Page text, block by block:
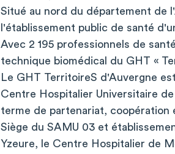
Situé au nord du département de
l'établissement public de santé
Avec 2 195 professionnels de
technique biomédical du GHT «
Le GHT TerritoireS d'Auvergne
Centre Hospitalier Universitaire
terme de partenariat, coopération
Siège du SAMU 03 et
Yzeure, le Centre Hospitalier de